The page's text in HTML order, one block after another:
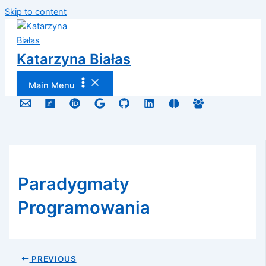
Skip to content
Katarzyna Białas
Main Menu
Paradygmaty
Programowania
PREVIOUS